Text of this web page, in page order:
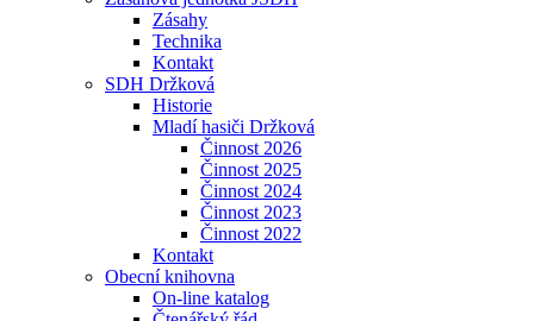
Zásahy
Technika
Kontakt
SDH Držková
Historie
Mladí hasiči Držková
Činnost 2026
Činnost 2025
Činnost 2024
Činnost 2023
Činnost 2022
Kontakt
Obecní knihovna
On-line katalog